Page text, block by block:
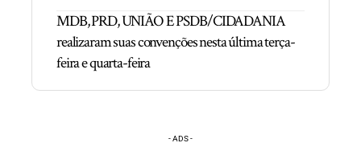
MDB, PRD, UNIÃO E PSDB/CIDADANIA
realizaram suas convenções nesta última terça-
feira e quarta-feira
- ADS -